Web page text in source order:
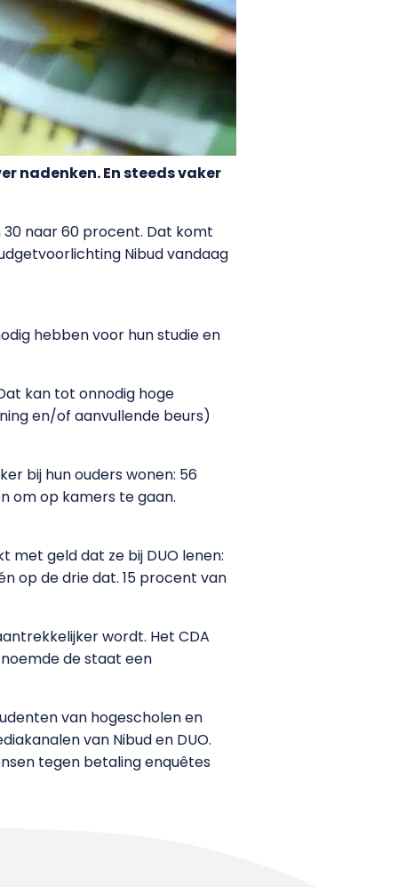
nadenken. En steeds vaker
naar 60 procent. Dat komt
Nibud vandaag
hebben voor hun studie en
kan tot onnodig hoge
en/of aanvullende beurs)
bij hun ouders wonen: 56
om op kamers te gaan.
geld dat ze bij DUO lenen:
op de drie dat. 15 procent van
wordt. Het CDA
de staat een
van hogescholen en
van Nibud en DUO.
tegen betaling enquêtes